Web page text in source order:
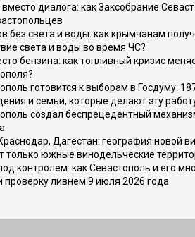
вместо диалога: как Заксобрание
без света и воды: как крымчанам
света и воды во время ЧС?
бензина: как топливный кризис
готовится к выборам в Госдуму:
и семьи, которые делают эту
создал беспрецедентный
Дагестан: география новой
только южные винодельческие
контролем: как Севастополь и его
проверку ливнем 9 июля 2026 года